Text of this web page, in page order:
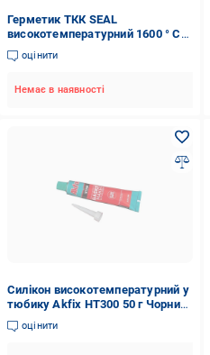
Герметик ТКК SEAL
високотемпературний 1600 ° C
300 мл
оцінити
Немає в наявності
Силікон високотемпературний у
тюбику Akfix HT300 50 г Чорний
(SA113)
оцінити